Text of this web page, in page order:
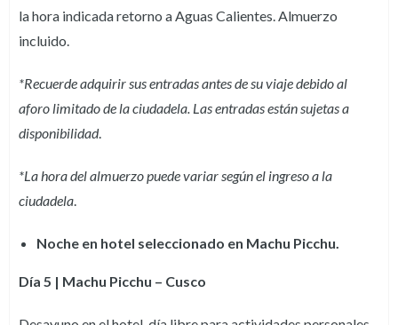
la hora indicada retorno a Aguas Calientes. Almuerzo
incluido.
*Recuerde adquirir sus entradas antes de su viaje debido al
aforo limitado de la ciudadela. Las entradas están sujetas a
disponibilidad.
*La hora del almuerzo puede variar según el ingreso a la
ciudadela.
Noche en hotel seleccionado en Machu Picchu.
Día 5 | Machu Picchu – Cusco